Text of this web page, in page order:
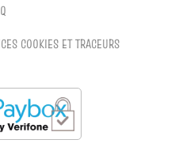
COOKIES ET TRACEURS